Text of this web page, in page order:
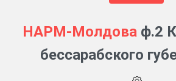
НАРМ-Молдоваф.2
бессарабского